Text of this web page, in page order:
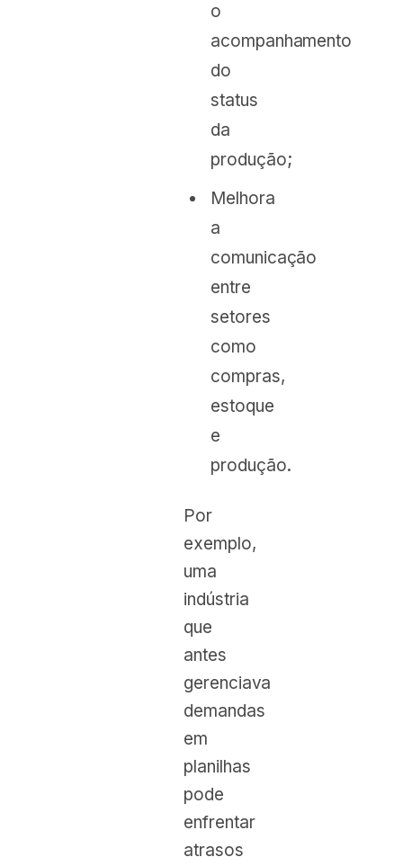
o
acompanhamento
do
status
da
produção;
Melhora
a
comunicação
entre
setores
como
compras,
estoque
e
produção.
Por
exemplo,
uma
indústria
que
antes
gerenciava
demandas
em
planilhas
pode
enfrentar
atrasos